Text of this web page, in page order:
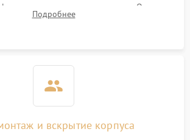
на равномерность нагрева. Опрос
(не включается, не видит посуду,
Подробнее
и вскрытие корпуса